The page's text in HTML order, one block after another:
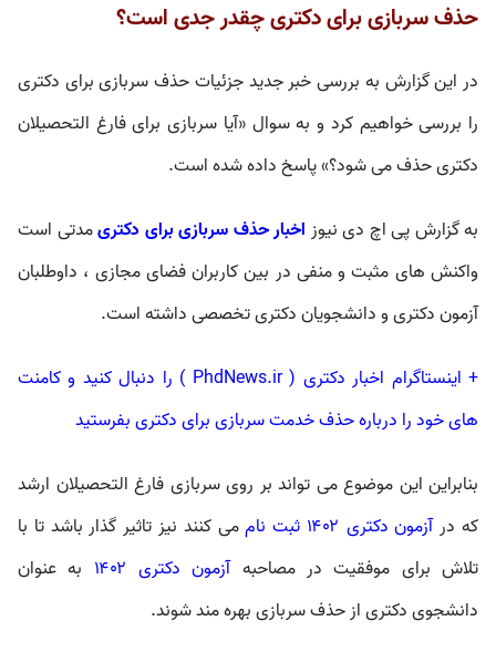
حذف سربازی برای دکتری چقدر جدی است؟
در این گزارش به بررسی خبر جدید جزئیات حذف سربازی برای دکتری
را بررسی خواهیم کرد و به سوال «آیا سربازی برای فارغ التحصیلان
دکتری حذف می شود؟» پاسخ داده شده است.
به گزارش پی اچ دی نیوز اخبار حذف سربازی برای دکتریمدتی است
واکنش های مثبت و منفی در بین کاربران فضای مجازی ، داوطلبان
آزمون دکتری و دانشجویان دکتری تخصصی داشته است.
+ اینستاگرام اخبار دکتری (‌ PhdNews.ir ) را دنبال کنید و کامنت
های خود را درباره حذف خدمت سربازی برای دکتری بفرستید
بنابراین این موضوع می تواند بر روی سربازی فارغ التحصیلان ارشد
که درآزمون دکتری ۱۴۰۲ ثبت نام
می کنند نیز تاثیر گذار باشد تا با
تلاش برای موفقیت در مصاحبهآزمون دکتری ۱۴۰۲
به عنوان
دانشجوی دکتری از حذف سربازی بهره مند شوند.